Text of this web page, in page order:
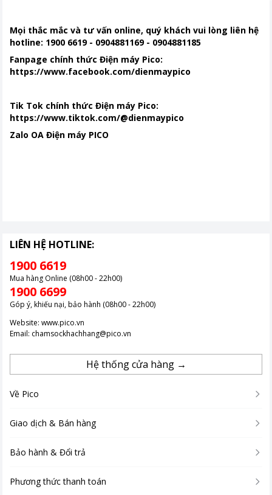
Mọi thắc mắc và tư vấn online, quý khách vui lòng liên hệ
hotline: 1900 6619 - 0904881169 - 0904881185
Fanpage chính thức Điện máy Pico:
https://www.facebook.com/dienmaypico
Tik Tok chính thức Điện máy Pico:
https://www.tiktok.com/@dienmaypico
Zalo OA Điện máy PICO
LIÊN HỆ HOTLINE:
1900 6619
Mua hàng Online (08h00 - 22h00)
1900 6699
Góp ý, khiếu nại, bảo hành (08h00 - 22h00)
Website: www.pico.vn
Email: chamsockhachhang@pico.vn
Hệ thống cửa hàng →
Về Pico
Giao dịch & Bán hàng
Bảo hành & Đổi trả
Phương thức thanh toán